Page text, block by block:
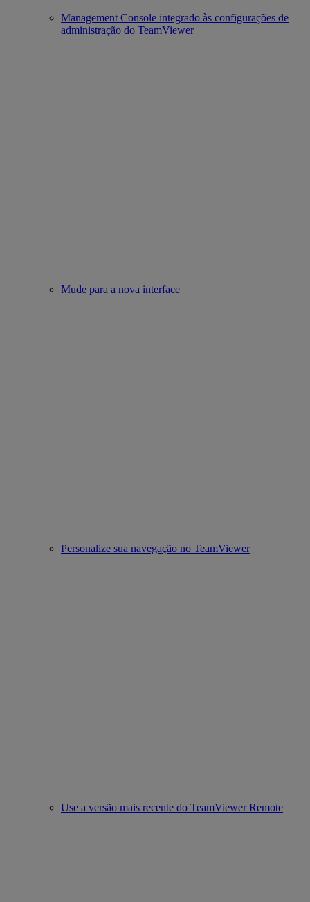
Management Console integrado às configurações de
administração do TeamViewer
Mude para a nova interface
Personalize sua navegação no TeamViewer
Use a versão mais recente do TeamViewer Remote